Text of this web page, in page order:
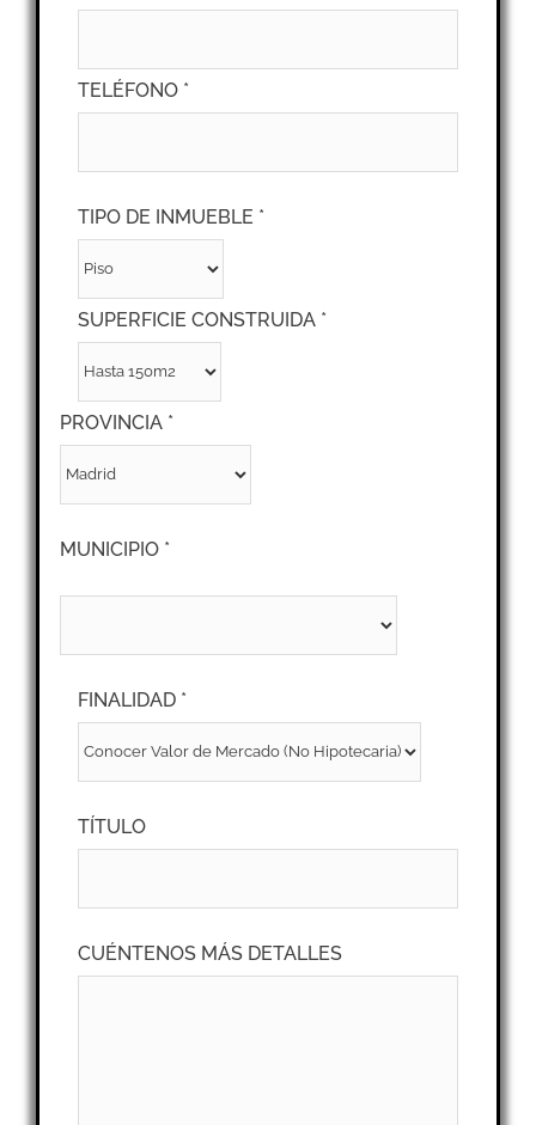
TELÉFONO *
TIPO DE INMUEBLE *
SUPERFICIE CONSTRUIDA *
PROVINCIA *
MUNICIPIO *
FINALIDAD *
TÍTULO
CUÉNTENOS MÁS DETALLES